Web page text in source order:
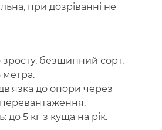
при дозріванні не
, безшипний сорт,
метра.
до опори через
перевантаження.
: до 5 кг з куща на рік.